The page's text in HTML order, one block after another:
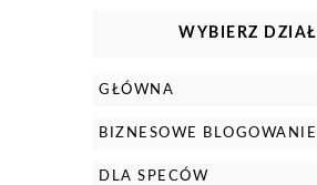
WYBIERZ DZIAŁ
GŁÓWNA
BIZNESOWE BLOGOWANIE
DLA SPECÓW